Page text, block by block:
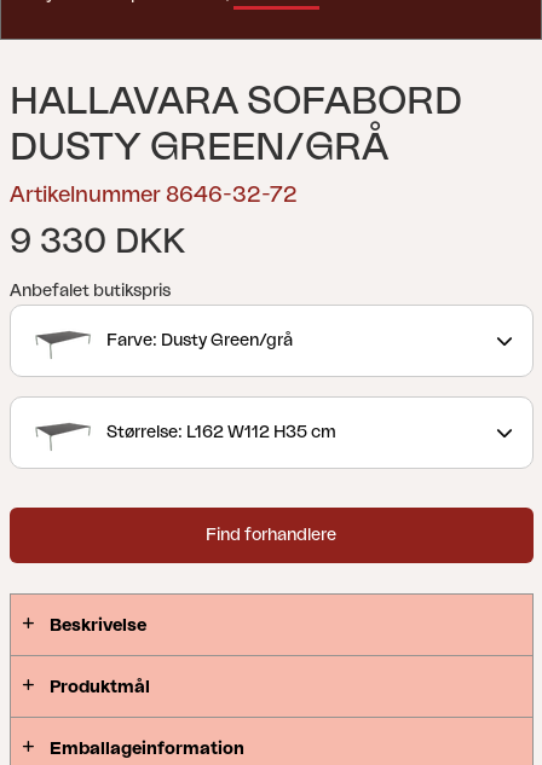
HALLAVARA SOFABORD
DUSTY GREEN/GRÅ
Artikelnummer 8646-32-72
9 330 DKK
Anbefalet butikspris
Farve: Dusty Green/grå
Størrelse: L162 W112 H35 cm
Find forhandlere
Beskrivelse
Produktmål
Emballageinformation